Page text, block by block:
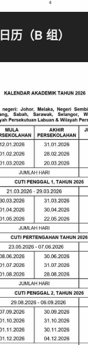
日历（B 组）